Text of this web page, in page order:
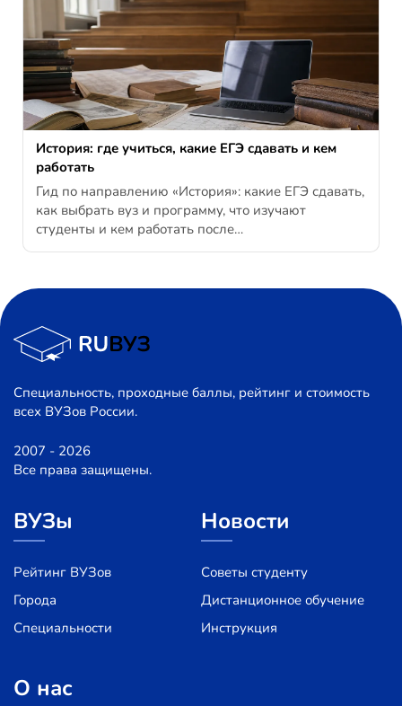
История: где учиться, какие ЕГЭ сдавать и кем
работать
Гид по направлению «История»: какие ЕГЭ сдавать,
как выбрать вуз и программу, что изучают
студенты и кем работать после…
Специальность, проходные баллы, рейтинг и стоимость
всех ВУЗов России.
2007 - 2026
Все права защищены.
ВУЗы
Рейтинг ВУЗов
Города
Специальности
Новости
Советы студенту
Дистанционное обучение
Инструкция
О нас